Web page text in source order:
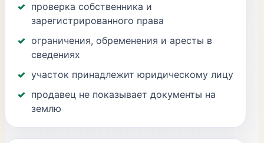
проверка собственника и
зарегистрированного права
ограничения, обременения и аресты в
сведениях
участок принадлежит юридическому лицу
продавец не показывает документы на
землю